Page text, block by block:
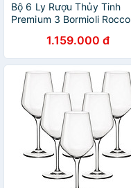
Bộ 6 Ly Rượu Thủy Tinh
Premium 3 Bormioli Rocco
1.159.000 đ